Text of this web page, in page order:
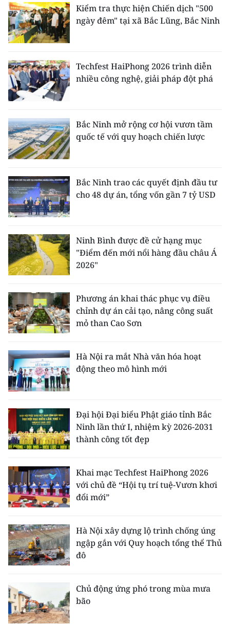
Kiểm tra thực hiện Chiến dịch "500
ngày đêm" tại xã Bắc Lũng, Bắc Ninh
Techfest HaiPhong 2026 trình diễn
nhiều công nghệ, giải pháp đột phá
Bắc Ninh mở rộng cơ hội vươn tầm
quốc tế với quy hoạch chiến lược
Bắc Ninh trao các quyết định đầu tư
cho 48 dự án, tổng vốn gần 7 tỷ USD
Ninh Bình được đề cử hạng mục
"Điểm đến mới nổi hàng đầu châu Á
2026"
Phương án khai thác phục vụ điều
chỉnh dự án cải tạo, nâng công suất
mỏ than Cao Sơn
Hà Nội ra mắt Nhà văn hóa hoạt
động theo mô hình mới
Đại hội Đại biểu Phật giáo tỉnh Bắc
Ninh lần thứ I, nhiệm kỳ 2026-2031
thành công tốt đẹp
Khai mạc Techfest HaiPhong 2026
với chủ đề “Hội tụ trí tuệ-Vươn khơi
đổi mới”
Hà Nội xây dựng lộ trình chống úng
ngập gắn với Quy hoạch tổng thể Thủ
đô
Chủ động ứng phó trong mùa mưa
bão